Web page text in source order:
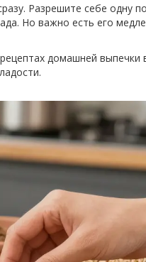
Разрешите себе одну
Но важно есть его
домашней выпечки